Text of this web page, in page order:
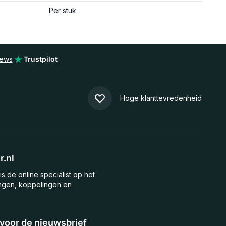
Per stuk
Trustpilot
Hoge klanttevredenheid
de nieuwsbrief
de online specialist op het
koppelingen en